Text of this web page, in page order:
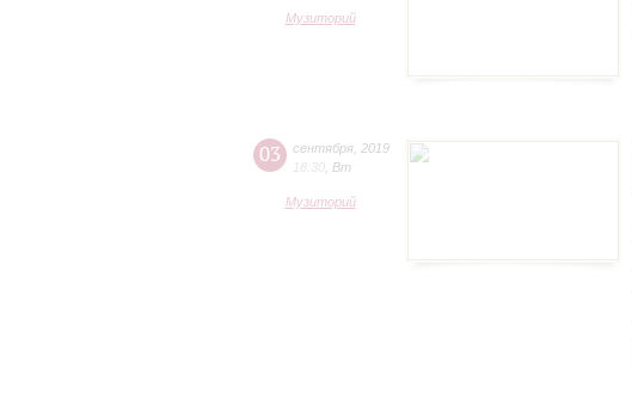
Музиторий
03 сентября 2019
18:30 Вт
Музиторий